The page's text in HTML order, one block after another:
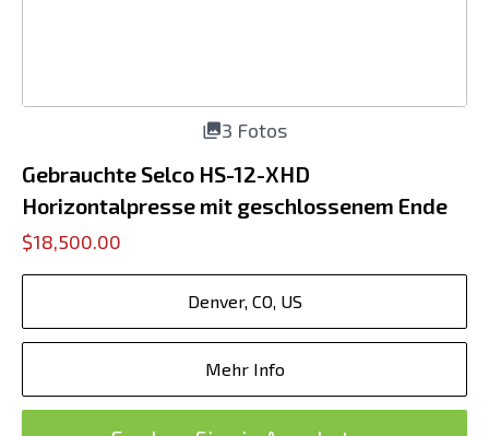
3 Fotos
Gebrauchte Selco HS-12-XHD
Horizontalpresse mit geschlossenem Ende
$18,500.00
Denver, CO, US
Mehr Info